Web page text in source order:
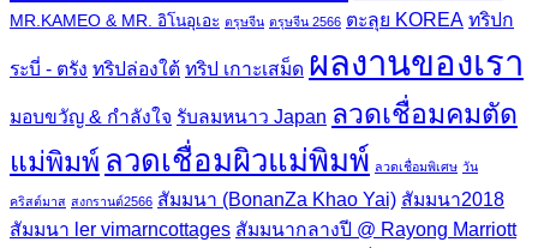
MR.KAMEO & MR. อิโนอุเอะ ตรุษจีน ตรุษจีน 2566 ตะลุย KOREA ทริปก
ระบี่ - ตรัง ทริปล่องใต้ ทริป เกาะเสม็ด ผลงานของเรา
มอบขวัญ & กำลังใจ รับลมหนาว Japan ลวดเชื่อมคมตัด
แม่พิมพ์ ลวดเชื่อมผิวแม่พิมพ์ ลวดเชื่อมพิเศษ วัน
คริสต์มาส สงกรานต์2566 สัมมนา (BonanZa Khao Yai) สัมมนา2018
สัมมนา ler vimarncottages สัมมนากลางปี @ Rayong Marriott